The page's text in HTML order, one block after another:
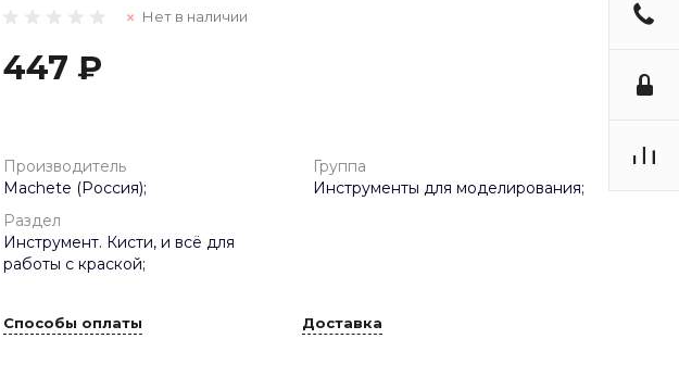
Нет в наличии
447 ₽
Производитель
Machete (Россия);
Группа
Инструменты для моделирования;
Раздел
Инструмент. Кисти, и всё для
работы с краской;
Способы оплаты Доставка